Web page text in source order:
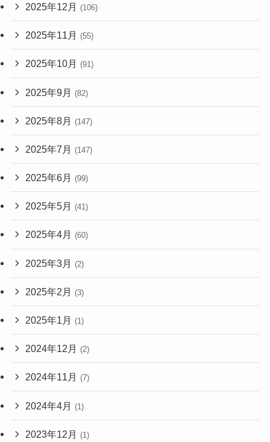
2025年12月 (106)
2025年11月 (55)
2025年10月 (91)
2025年9月 (82)
2025年8月 (147)
2025年7月 (147)
2025年6月 (99)
2025年5月 (41)
2025年4月 (60)
2025年3月 (2)
2025年2月 (3)
2025年1月 (1)
2024年12月 (2)
2024年11月 (7)
2024年4月 (1)
2023年12月 (1)